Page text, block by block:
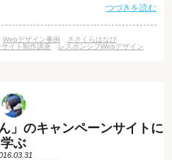
」のコンテンツのアニメーション。創
というSway Wat
つづきを読む
Webデザイン事例
ささくらはなび
イト制作講座 レスポンシブWebデザイン
」のキャンペーンサイトに
学ぶ